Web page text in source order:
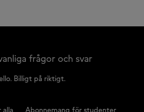
Billigt på riktigt.
Abonnemang för studenter